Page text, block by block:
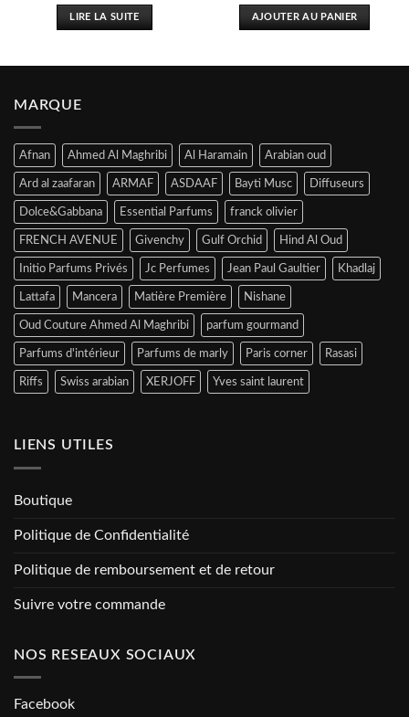
initial
était :
LIRE LA SUITE AJOUTER AU PANIER
MARQUE
Afnan Ahmed Al Maghribi Al Haramain Arabian oud
Ard al zaafaran ARMAF ASDAAF Bayti Musc Diffuseurs
Dolce&Gabbana Essential Parfums franck olivier
FRENCH AVENUE Givenchy Gulf Orchid Hind Al Oud
Initio Parfums Privés Jc Perfumes Jean Paul Gaultier Khadlaj
Lattafa Mancera Matière Première Nishane
Oud Couture Ahmed Al Maghribi parfum gourmand
Parfums d'intérieur Parfums de marly Paris corner Rasasi
Riffs Swiss arabian XERJOFF Yves saint laurent
LIENS UTILES
Boutique
Politique de Confidentialité
Politique de remboursement et de retour
Suivre votre commande
NOS RESEAUX SOCIAUX
Facebook